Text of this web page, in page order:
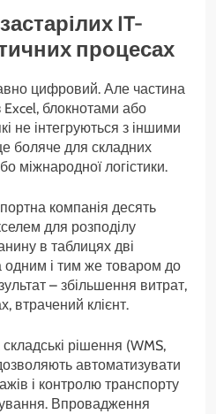
IT-
процесах
цифровий. Але частина
Excel, блокнотами або
не інтегруються з іншими
боляче для складних
міжнародної логістики.
компанія десять
для розподілу
в таблицях дві
одним і тим же товаром до
– збільшення витрат,
втрачений клієнт.
рішення (WMS,
автоматизувати
і контролю транспорту
Впровадження